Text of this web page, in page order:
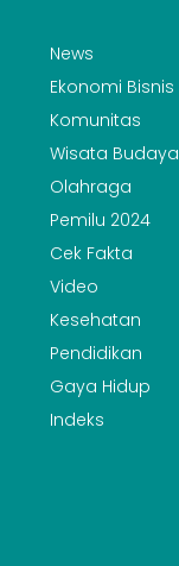
News
Ekonomi Bisnis
Komunitas
Wisata Budaya
Olahraga
Pemilu 2024
Cek Fakta
Video
Kesehatan
Pendidikan
Gaya Hidup
Indeks